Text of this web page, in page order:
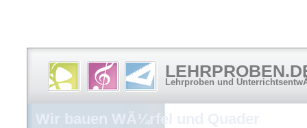
Lehrproben und
Wir bauen WÃ¼rfel und Quader